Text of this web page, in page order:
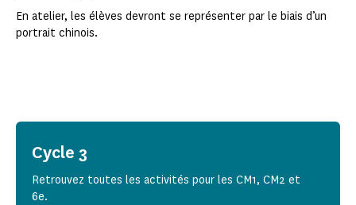
En atelier, les élèves devront se représenter par le biais d’un
portrait chinois.
Cycle 3
Retrouvez toutes les activités pour les CM1, CM2 et
6e.